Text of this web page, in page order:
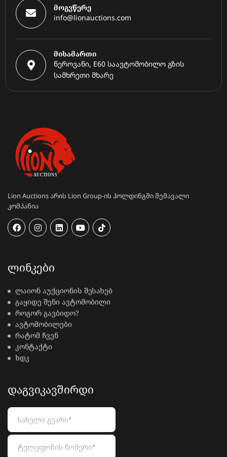
მოგვწერე
info@lionauctions.com
მისამართი
წეროვანი, E60 საავტომობილო გზის
სამხრეთი მხარე
Lion Auctions არის Lion Group-ის ჰოლდინგში შემავალი
კომპანია
ᲚᲘᲜᲙᲔᲑᲘ
ლაიონ აუქციონის შესახებ
გაყიდე შენი ავტომობილი
როგორ გავბიდო?
ავტომობილები
რატომ ჩვენ
კონტაქტი
ხდკ
ᲓᲐᲒᲕᲘᲙᲐᲕᲨᲘᲠᲓᲘ